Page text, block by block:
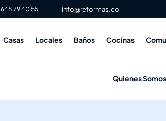
648 79 40 55 info@reformas.co
Casas Locales Baños Cocinas
Quienes Somos